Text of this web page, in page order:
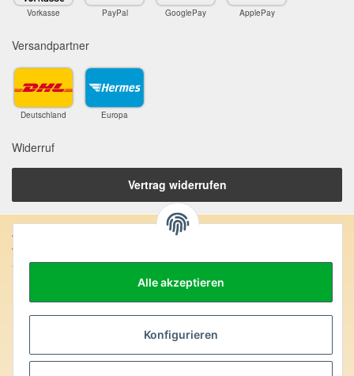
Alle akzeptieren
Konfigurieren
Vorkasse PayPal GooglePay ApplePay
Versandpartner
Deutschland Europa
Widerruf
Vertrag widerrufen
Anschrift:
SteinZeitOase
D-75391 Gechingen
Edelsteine und Mineralien werden im esoterischen Bereich